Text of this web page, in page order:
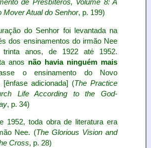
de Presbíteros, Volume 8: A
Mover Atual do Senhor, p. 199)
do Senhor foi levantada na
dos ensinamentos do irmão Nee
trinta anos, de 1922 até 1952.
anos não havia ninguém mais
o ensinamento do Novo
[ênfase adicionada] (The Practice
Life According to the God-
, p. 34)
1952, toda obra de literatura era
Nee. (The Glorious Vision and
Cross, p. 28)